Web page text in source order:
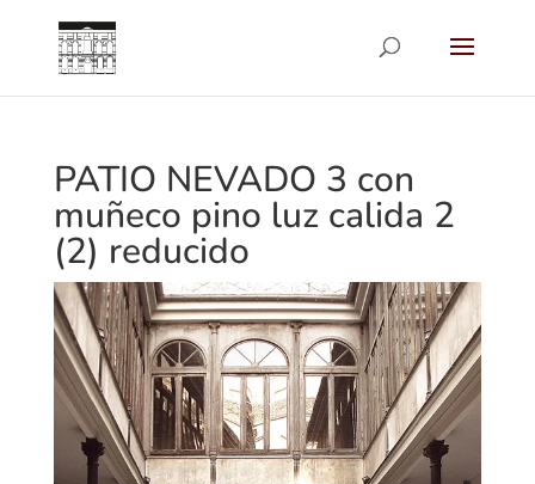
PATIO NEVADO 3 con
muñeco pino luz calida 2
(2) reducido